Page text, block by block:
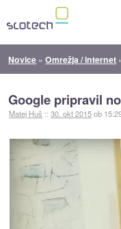
Novice »Omrežja / internet
Google pripravil
Matej Huš ::30. okt 2015ob